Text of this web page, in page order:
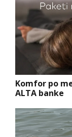
Komfor po
ALTA banke